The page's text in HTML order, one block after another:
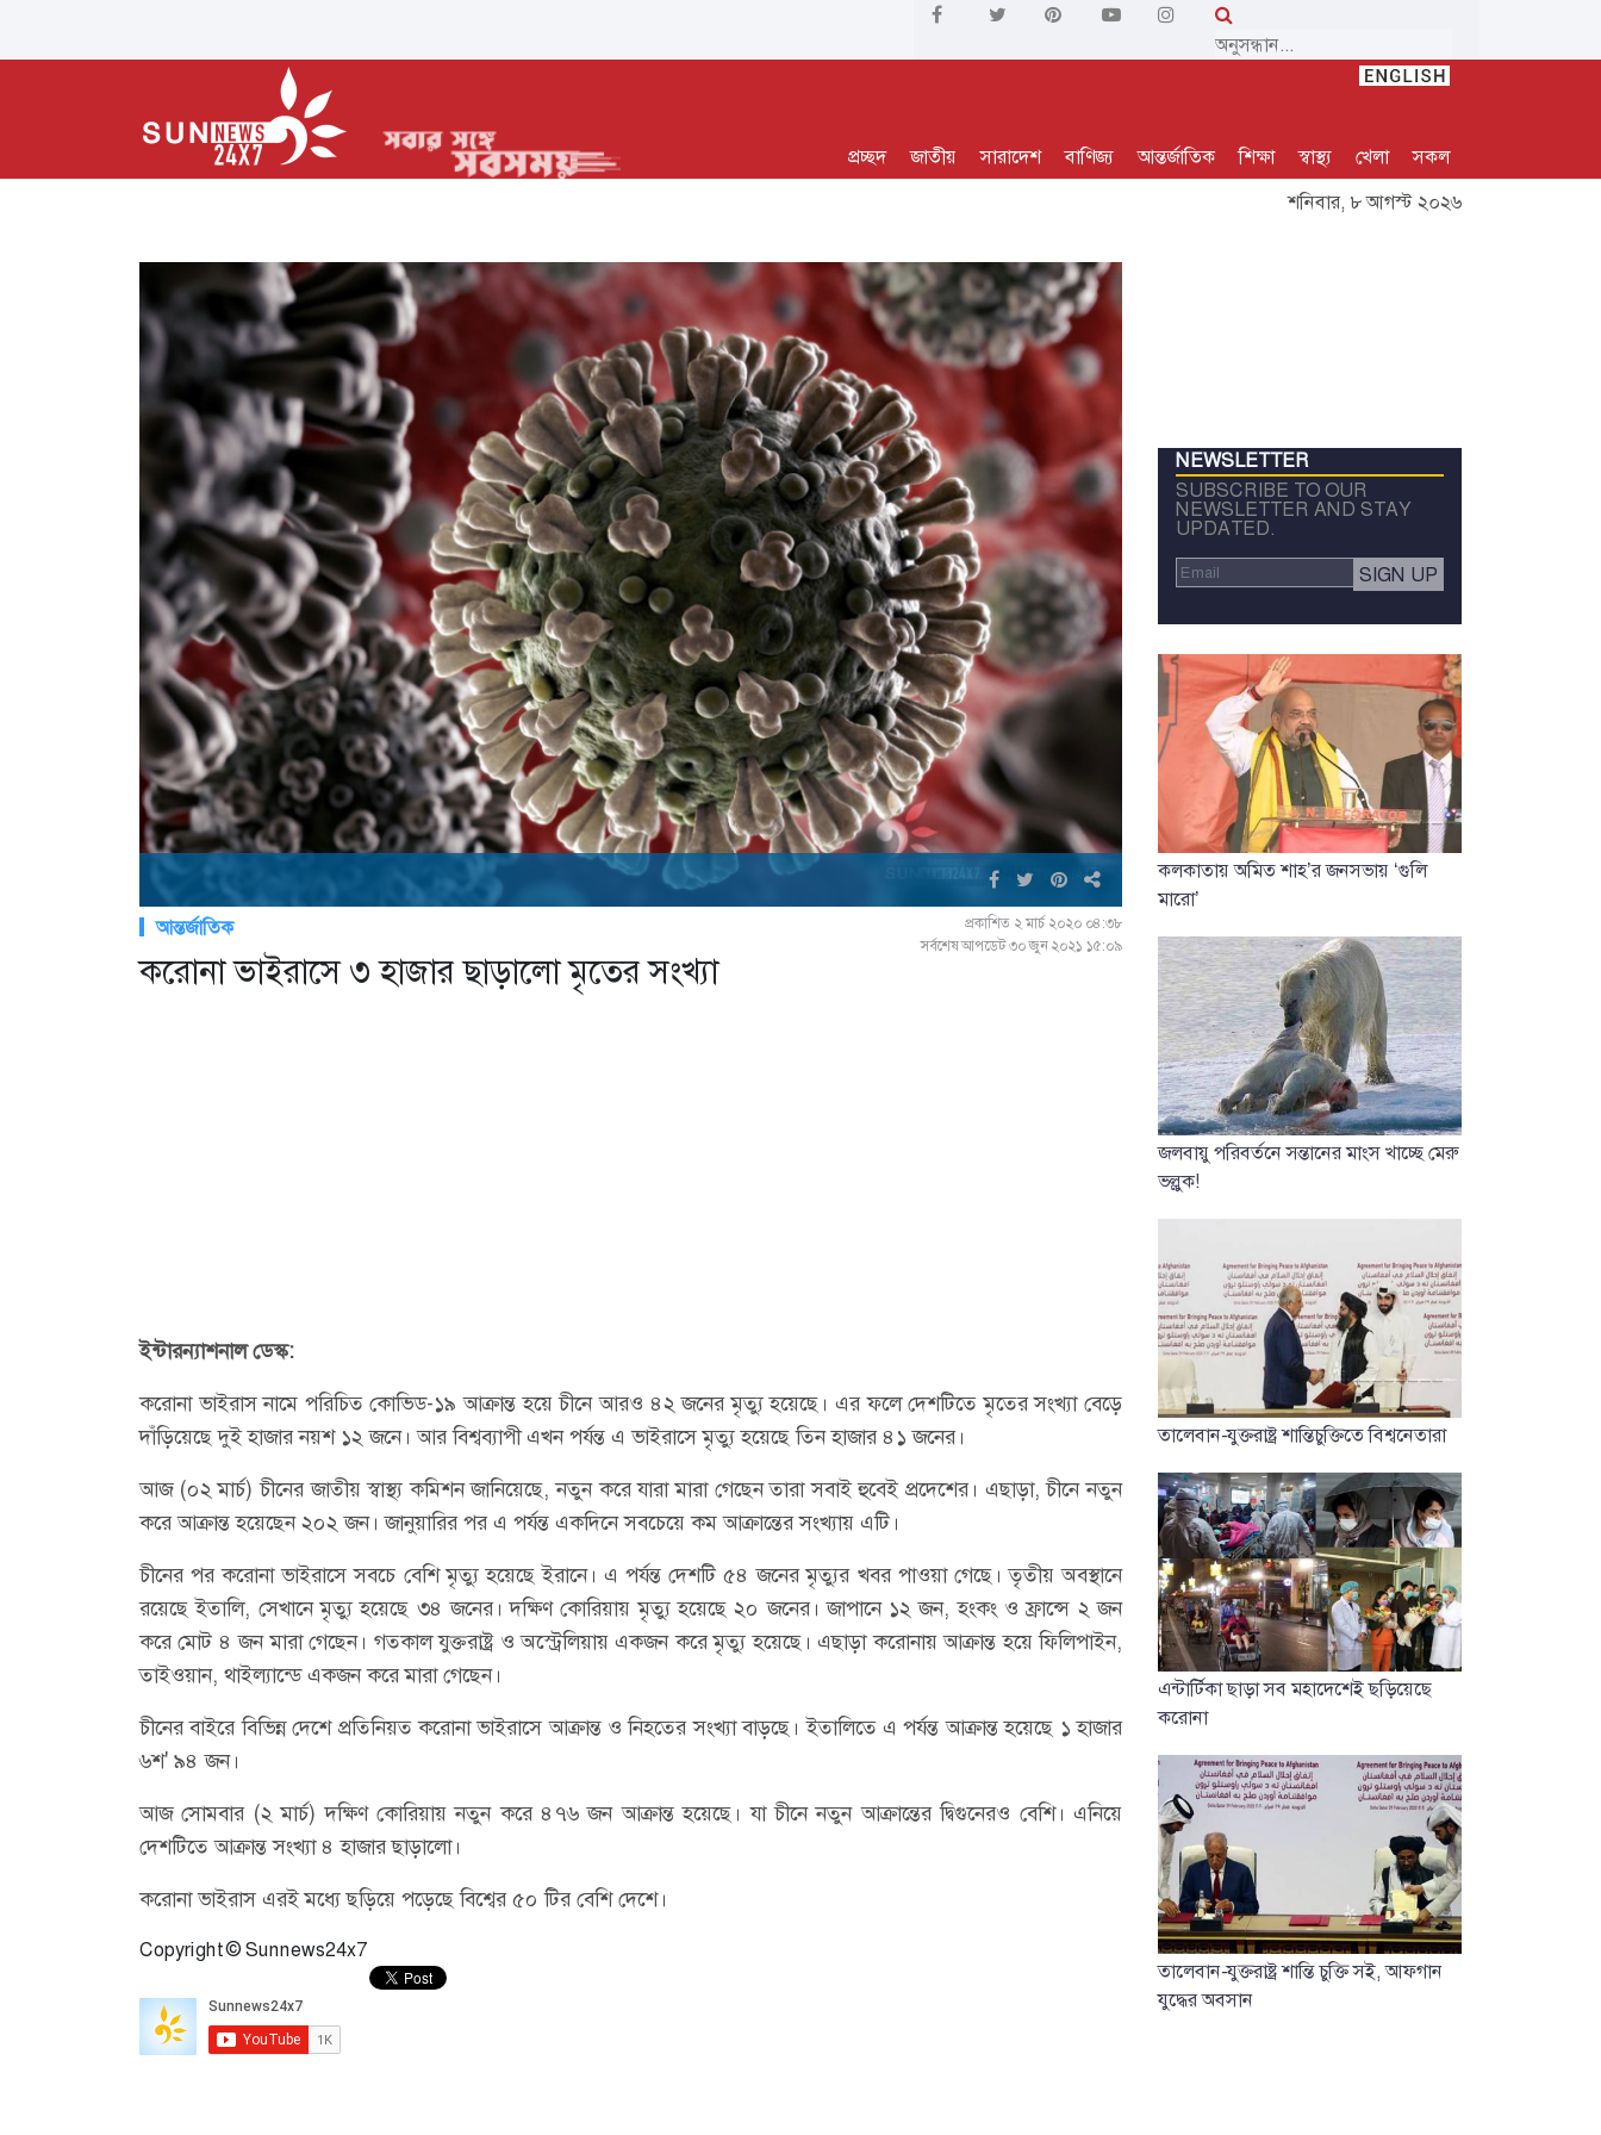
প্রচ্ছদ জাতীয় সারাদেশ বাণিজ্য আন্তর্জাতিক শিক্ষা স্বাস্থ্য খেলা
সকল
শনিবার, ৮ আগস্ট ২০২৬
আন্তর্জাতিক
প্রকাশিত ২ মার্চ ২০২০ ০৪:৩৮
সর্বশেষ আপডেট ৩০ জুন ২০২১ ১৫:০৯
করোনা ভাইরাসে ৩ হাজার ছাড়ালো মৃতের সংখ্যা
ইন্টারন্যাশনাল ডেস্ক:
করোনা ভাইরাস নামে পরিচিত কোভিড-১৯ আক্রান্ত হয়ে চীনে আরও ৪২ জনের মৃত্যু হয়েছে। এর ফলে দেশটিতে মৃতের সংখ্যা বেড়ে
দাঁড়িয়েছে দুই হাজার নয়শ ১২ জনে। আর বিশ্বব্যাপী এখন পর্যন্ত এ ভাইরাসে মৃত্যু হয়েছে তিন হাজার ৪১ জনের।
আজ (০২ মার্চ) চীনের জাতীয় স্বাস্থ্য কমিশন জানিয়েছে, নতুন করে যারা মারা গেছেন তারা সবাই হুবেই প্রদেশের। এছাড়া, চীনে নতুন
করে আক্রান্ত হয়েছেন ২০২ জন। জানুয়ারির পর এ পর্যন্ত একদিনে সবচেয়ে কম আক্রান্তের সংখ্যায় এটি।
চীনের পর করোনা ভাইরাসে সবচে বেশি মৃত্যু হয়েছে ইরানে। এ পর্যন্ত দেশটি ৫৪ জনের মৃত্যুর খবর পাওয়া গেছে। তৃতীয় অবস্থানে
রয়েছে ইতালি, সেখানে মৃত্যু হয়েছে ৩৪ জনের। দক্ষিণ কোরিয়ায় মৃত্যু হয়েছে ২০ জনের। জাপানে ১২ জন, হংকং ও ফ্রান্সে ২ জন
করে মোট ৪ জন মারা গেছেন। গতকাল যুক্তরাষ্ট্র ও অস্ট্রেলিয়ায় একজন করে মৃত্যু হয়েছে। এছাড়া করোনায় আক্রান্ত হয়ে ফিলিপাইন,
তাইওয়ান, থাইল্যান্ডে একজন করে মারা গেছেন।
চীনের বাইরে বিভিন্ন দেশে প্রতিনিয়ত করোনা ভাইরাসে আক্রান্ত ও নিহতের সংখ্যা বাড়ছে। ইতালিতে এ পর্যন্ত আক্রান্ত হয়েছে ১ হাজার
৬শ' ৯৪ জন।
আজ সোমবার (২ মার্চ) দক্ষিণ কোরিয়ায় নতুন করে ৪৭৬ জন আক্রান্ত হয়েছে। যা চীনে নতুন আক্রান্তের দ্বিগুনেরও বেশি। এনিয়ে
দেশটিতে আক্রান্ত সংখ্যা ৪ হাজার ছাড়ালো।
করোনা ভাইরাস এরই মধ্যে ছড়িয়ে পড়েছে বিশ্বের ৫০ টির বেশি দেশে।
Copyright © Sunnews24x7
NEWSLETTER
SUBSCRIBE TO OUR
NEWSLETTER AND STAY
UPDATED.
কলকাতায় অমিত শাহ’র জনসভায় ‘গুলি
মারো’
জলবায়ু পরিবর্তনে সন্তানের মাংস খাচ্ছে মেরু
ভল্লুক!
তালেবান-যুক্তরাষ্ট্র শান্তিচুক্তিতে বিশ্বনেতারা
এন্টার্টিকা ছাড়া সব মহাদেশেই ছড়িয়েছে
করোনা
তালেবান-যুক্তরাষ্ট্র শান্তি চুক্তি সই, আফগান
যুদ্ধের অবসান